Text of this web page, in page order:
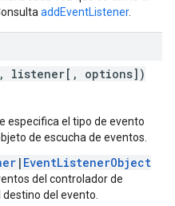
addEventListener.
listener[, options])
especifica el tipo de evento
de escucha de eventos.
| EventListenerObject
del controlador de
del evento.